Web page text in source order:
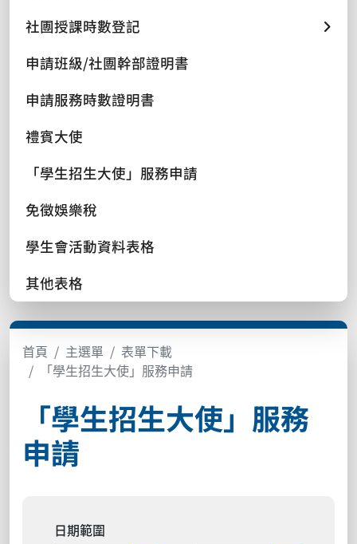
社團授課時數登記
申請班級/社團幹部證明書
申請服務時數證明書
禮賓大使
「學生招生大使」服務申請
免徵娛樂稅
學生會活動資料表格
其他表格
首頁 主選單
表單下載
「學生招生大使」服務申請
「學生招生大使」服務
申請
日期範圍